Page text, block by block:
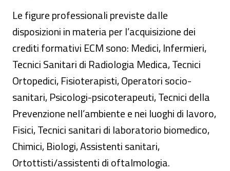
Le figure professionali previste dalle
disposizioni in materia per l’acquisizione dei
crediti formativi ECM sono: Medici, Infermieri,
Tecnici Sanitari di Radiologia Medica, Tecnici
Ortopedici, Fisioterapisti, Operatori socio-
sanitari, Psicologi-psicoterapeuti, Tecnici della
Prevenzione nell’ambiente e nei luoghi di lavoro,
Fisici, Tecnici sanitari di laboratorio biomedico,
Chimici, Biologi, Assistenti sanitari,
Ortottisti/assistenti di oftalmologia.